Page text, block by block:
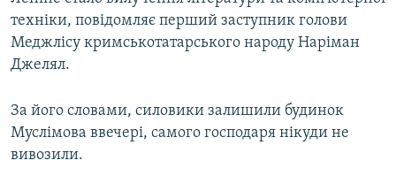
ДОЛУЧАЙСЯ!
Усі сайти RFE/RL
техніки, повідомляє перший заступник голови
Меджлісу кримськотатарського народу Наріман
Джелял.
За його словами, силовики залишили будинок
Муслімова ввечері, самого господаря нікуди не
вивозили.